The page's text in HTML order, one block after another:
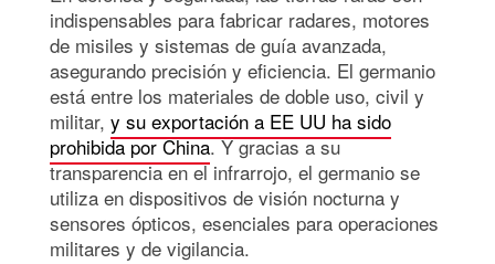
indispensables para fabricar radares, motores
de misiles y sistemas de guía avanzada,
asegurando precisión y eficiencia. El germanio
está entre los materiales de doble uso, civil y
militar, y su exportación a EE UU ha sido
prohibida por China. Y gracias a su
transparencia en el infrarrojo, el germanio se
utiliza en dispositivos de visión nocturna y
sensores ópticos, esenciales para operaciones
militares y de vigilancia.